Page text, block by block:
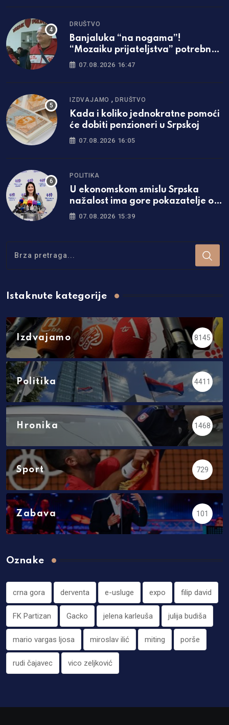
DRUŠTVO
Banjaluka “na nogama”!
“Mozaiku prijateljstva” potrebna
parcela za gradnju javne kuhinje
07.08.2026 16:47
IZDVAJAMO ,DRUŠTVO
Kada i koliko jednokratne pomoći
će dobiti penzioneri u Srpskoj
07.08.2026 16:05
POLITIKA
U ekonomskom smislu Srpska
nažalost ima gore pokazatelje od
Federacije
07.08.2026 15:39
Istaknute kategorije
Izdvajamo 8145
Politika 4411
Hronika 1468
Sport 729
Zabava 101
Oznake
crna gora derventa e-usluge expo filip david
FK Partizan Gacko jelena karleuša julija budiša
mario vargas ljosa miroslav ilić miting porše
rudi čajavec vico zeljković